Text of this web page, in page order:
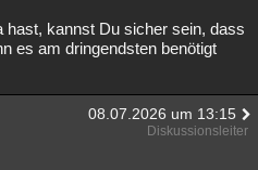
kannst Du sicher sein, dass
es am dringendsten benötigt
08.07.2026 um 13:15
Diskussionsleiter